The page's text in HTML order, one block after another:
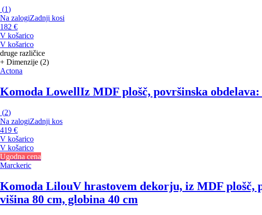
(1)
Na zalogiZadnji kosi
182 €
V košarico
V košarico
druge različice
+ Dimenzije (2)
Actona
Komoda LowellIz MDF plošč, površinska
(2)
Na zalogiZadnji kos
419 €
V košarico
V košarico
Ugodna cena
Marckeric
Komoda LilouV hrastovem dekorju, iz MDF plošč,
višina 80 cm, globina 40 cm